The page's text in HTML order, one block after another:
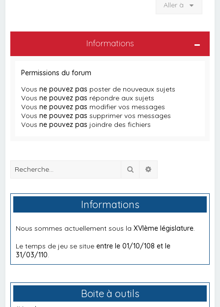
Aller à
Informations
Permissions du forum
Vousne pouvez pas poster de nouveaux sujets
Vousne pouvez pas répondre aux sujets
Vousne pouvez pas modifier vos messages
Vousne pouvez pas supprimer vos messages
Vousne pouvez pas joindre des fichiers
Rechercher
Informations
Nous sommes actuellement sous laXVIème législature
Le temps de jeu se situeentre le 01/10/108 et le
31/03/110
Boite à outils